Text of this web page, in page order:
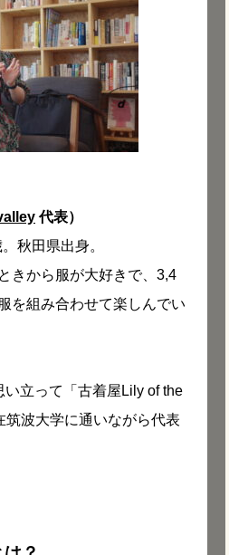
代表）
秋田県出身。
きから服が大好きで、3,4
を組み合わせて楽しんでい
い立って「古着屋Lily of the
波大学に通いながら代表